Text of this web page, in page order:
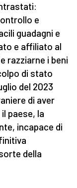
e
guadagni e
e affiliato al
razziarne i beni
di stato
del 2023
di aver
paese, la
incapace di
della